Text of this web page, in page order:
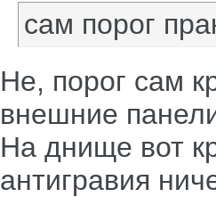
сам порог
Не, порог сам
внешние
На днище вот
антигравия